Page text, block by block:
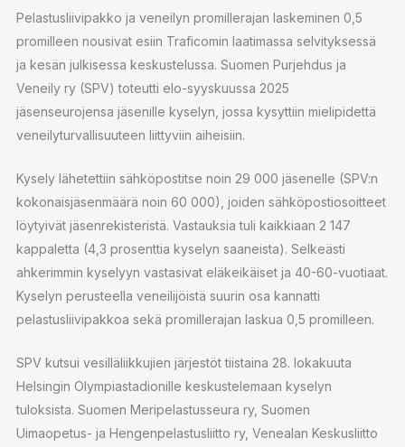
Pelastusliivipakko ja veneilyn promillerajan laskeminen 0,5
promilleen nousivat esiin Traficomin laatimassa selvityksessä
ja kesän julkisessa keskustelussa. Suomen Purjehdus ja
Veneily ry (SPV) toteutti elo-syyskuussa 2025
jäsenseurojensa jäsenille kyselyn, jossa kysyttiin mielipidettä
veneilyturvallisuuteen liittyviin aiheisiin.
Kysely lähetettiin sähköpostitse noin 29 000 jäsenelle (SPV:n
kokonaisjäsenmäärä noin 60 000), joiden sähköpostiosoitteet
löytyivät jäsenrekisteristä. Vastauksia tuli kaikkiaan 2 147
kappaletta (4,3 prosenttia kyselyn saaneista). Selkeästi
ahkerimmin kyselyyn vastasivat eläkeikäiset ja 40-60-vuotiaat.
Kyselyn perusteella veneilijöistä suurin osa kannatti
pelastusliivipakkoa sekä promillerajan laskua 0,5 promilleen.
SPV kutsui vesilläliikkujien järjestöt tiistaina 28. lokakuuta
Helsingin Olympiastadionille keskustelemaan kyselyn
tuloksista. Suomen Meripelastusseura ry, Suomen
Uimaopetus- ja Hengenpelastusliitto ry, Venealan Keskusliitto